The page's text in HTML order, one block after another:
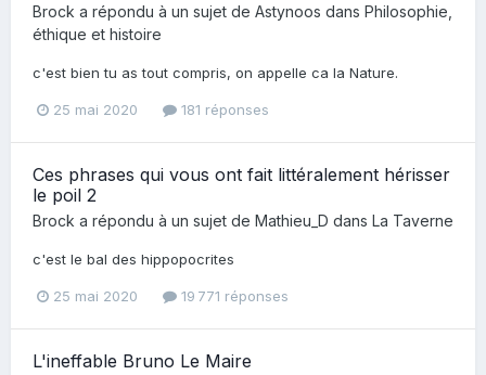
Brock a répondu à un sujet de Astynoos dans Philosophie,
éthique et histoire
c'est bien tu as tout compris, on appelle ca la Nature.
25 mai 2020 181 réponses
Ces phrases qui vous ont fait littéralement hérisser
le poil 2
Brock a répondu à un sujet de Mathieu_D dans La Taverne
c'est le bal des hippopocrites
25 mai 2020 19 771 réponses
L'ineffable Bruno Le Maire